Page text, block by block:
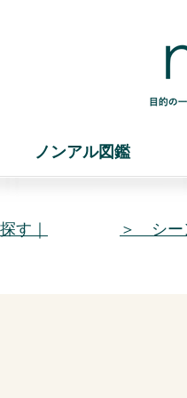
ノンアル図鑑
す｜ ＞ シー